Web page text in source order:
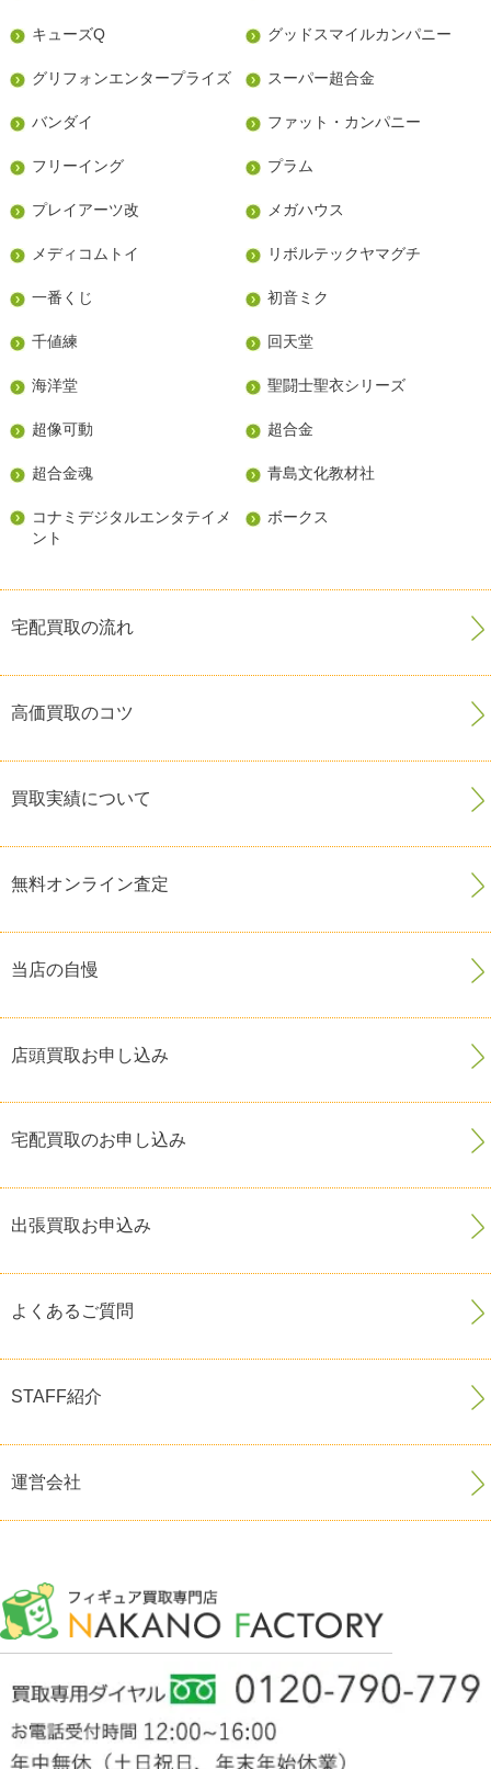
キューズQ グッドスマイルカンパニー
グリフォンエンタープライズ スーパー超合金
バンダイ ファット・カンパニー
フリーイング プラム
プレイアーツ改 メガハウス
メディコムトイ リボルテックヤマグチ
一番くじ 初音ミク
千値練 回天堂
海洋堂 聖闘士聖衣シリーズ
超像可動 超合金
超合金魂 青島文化教材社
コナミデジタルエンタテイメ
ント
ボークス
宅配買取の流れ
高価買取のコツ
買取実績について
無料オンライン査定
当店の自慢
店頭買取お申し込み
宅配買取のお申し込み
出張買取お申込み
よくあるご質問
STAFF紹介
運営会社